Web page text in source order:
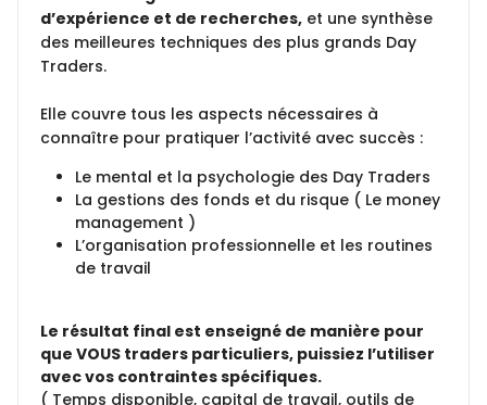
d’expérience et de recherches, et une synthèse
des meilleures techniques des plus grands Day
Traders.
Elle couvre tous les aspects nécessaires à
connaître pour pratiquer l’activité avec succès :
Le mental et la psychologie des Day Traders
La gestions des fonds et du risque ( Le money
management )
L’organisation professionnelle et les routines
de travail
Le résultat final est enseigné de manière pour
que VOUS traders particuliers, puissiez l’utiliser
avec vos contraintes spécifiques.
( Temps disponible, capital de travail, outils de